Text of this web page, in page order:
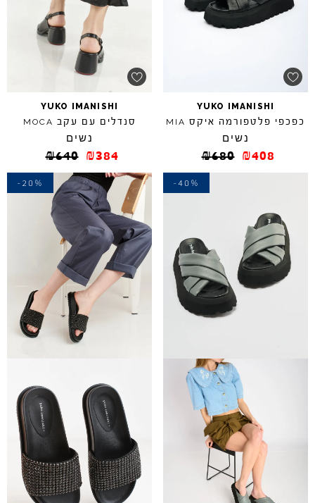
YUKO IMANISHI
כפכפי פלטפורמה איקס MIA
נשים
₪680 ₪408
YUKO IMANISHI
סנדלים עם עקב MOCA
נשים
₪640 ₪384
-40%
-20%